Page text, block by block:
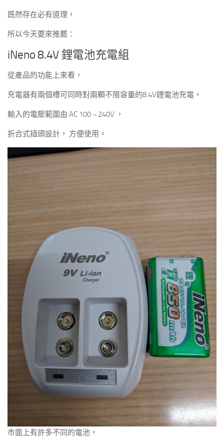
既然存在必有道理，
所以今天要來推薦：
iNeno 8.4V 鋰電池充電組
從產品的功能上來看，
充電器有兩個槽可同時對兩顆不限容量的8.4V鋰電池充電，
輸入的電壓範圍由 AC 100 ~ 240V ，
折合式插頭設計， 方便使用。
市面上有許多不同的電池，